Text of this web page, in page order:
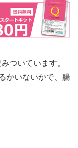
ついています。
かいないかで、腸